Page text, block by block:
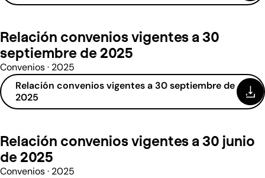
Relación convenios vigentes a 30
septiembre de 2025
Convenios · 2025
Relación convenios vigentes a 30 septiembre de
2025
(se abre en una nueva ventana)
Relación convenios vigentes a 30 junio
de 2025
Convenios · 2025